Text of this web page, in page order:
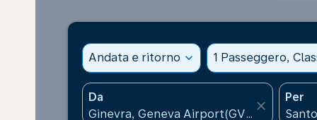
Andata e ritorno expand_more 1 Passeggero,
Da
close
Per